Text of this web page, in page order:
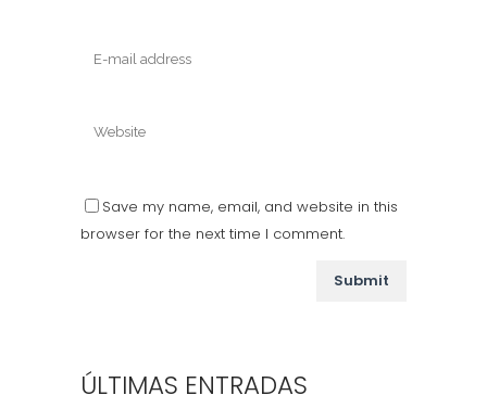
Save my name, email, and website in this
browser for the next time I comment.
ÚLTIMAS ENTRADAS